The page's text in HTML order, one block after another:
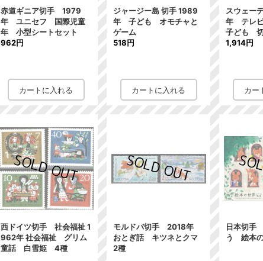
赤道ギニア切手 1979
年 ユニセフ 国際児童
年 小型シートセット
962円
ジャージー島 切手 1989
年 子ども オモチャと
ゲーム
518円
スウェー
年 テレビ
子ども
1,914円
西ドイツ切手 社会福祉 1
962年 社会福祉 グリム
童話 白雪姫 4種
モルドバ切手 2018年
おとぎ話 キツネとクマ
2種
日本切手
う 絵本